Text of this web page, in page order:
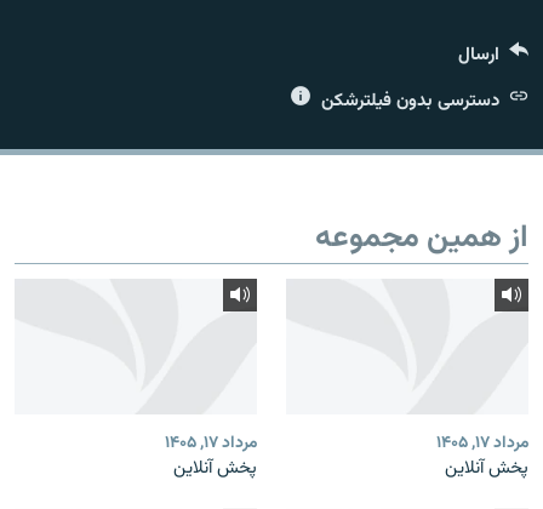
زبان‌های دیگر
ارسال
دسترسی بدون فیلترشکن
از همین مجموعه
مرداد ۱۷, ۱۴۰۵
پخش آنلاین
مرداد ۱۷, ۱۴۰۵
پخش آنلاین